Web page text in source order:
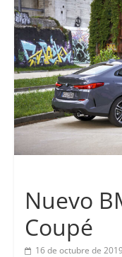
Nuevo
Coupé
16 de octubre de 2019